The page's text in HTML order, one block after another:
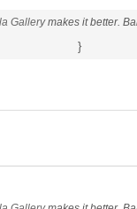
Gallerymakes it better.
}